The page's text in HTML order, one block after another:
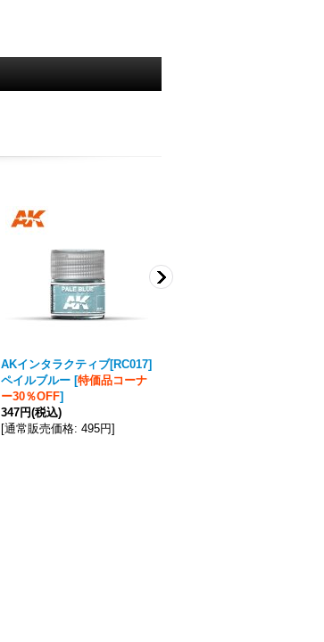
AKインタラクティブ[RC017]
ペイルブルー [特価品コーナ
ー30％OFF]
347円(税込)
[通常販売価格: 495円]